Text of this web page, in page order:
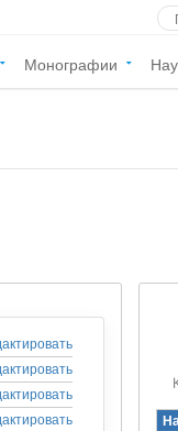
Монографии